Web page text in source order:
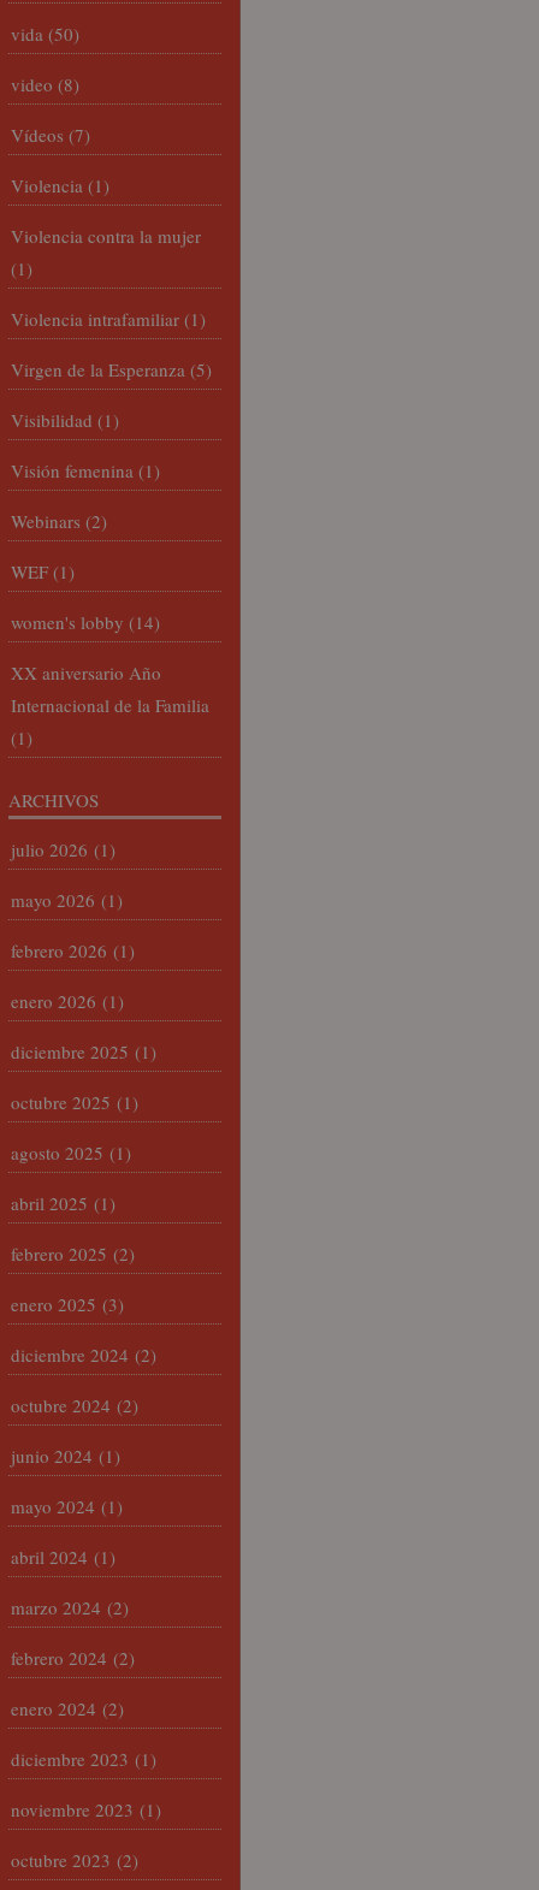
vida (50)
video (8)
Vídeos (7)
Violencia (1)
Violencia contra la mujer
(1)
Violencia intrafamiliar (1)
Virgen de la Esperanza (5)
Visibilidad (1)
Visión femenina (1)
Webinars (2)
WEF (1)
women's lobby (14)
XX aniversario Año
Internacional de la Familia
(1)
ARCHIVOS
julio 2026 (1)
mayo 2026 (1)
febrero 2026 (1)
enero 2026 (1)
diciembre 2025 (1)
octubre 2025 (1)
agosto 2025 (1)
abril 2025 (1)
febrero 2025 (2)
enero 2025 (3)
diciembre 2024 (2)
octubre 2024 (2)
junio 2024 (1)
mayo 2024 (1)
abril 2024 (1)
marzo 2024 (2)
febrero 2024 (2)
enero 2024 (2)
diciembre 2023 (1)
noviembre 2023 (1)
octubre 2023 (2)